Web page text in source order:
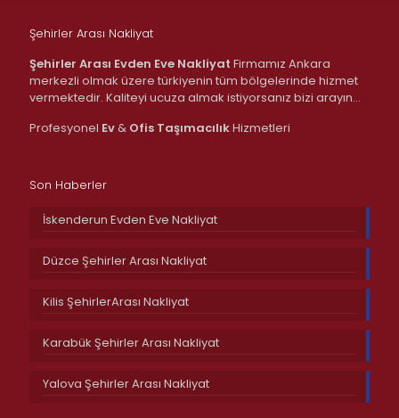
Şehirler Arası Nakliyat
Şehirler Arası Evden Eve Nakliyat Firmamız Ankara
merkezli olmak üzere türkiyenin tüm bölgelerinde hizmet
vermektedir. Kaliteyi ucuza almak istiyorsanız bizi arayın…
Profesyonel Ev& Ofis TaşımacılıkHizmetleri
Son Haberler
İskenderun Evden Eve Nakliyat
Düzce Şehirler Arası Nakliyat
Kilis ŞehirlerArası Nakliyat
Karabük Şehirler Arası Nakliyat
Yalova Şehirler Arası Nakliyat